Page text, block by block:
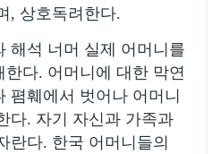
, 상호독려한다.
해석 너머 실제 어머니를
다. 어머니에 대한 막연
폄훼에서 벗어나 어머니
다. 자기 자신과 가족과
란다. 한국 어머니들의